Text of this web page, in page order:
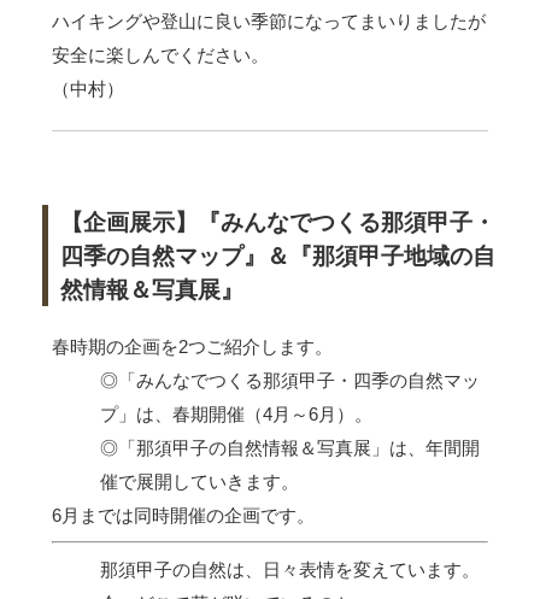
ハイキングや登山に良い季節になってまいりましたが
安全に楽しんでください。
（中村）
【企画展示】『みんなでつくる那須甲子・
四季の自然マップ』＆『那須甲子地域の自
然情報＆写真展』
春時期の企画を2つご紹介します。
◎「みんなでつくる那須甲子・四季の自然マッ
プ」は、春期開催（4月～6月）。
◎「那須甲子の自然情報＆写真展」は、年間開
催で展開していきます。
6月までは同時開催の企画です。
那須甲子の自然は、日々表情を変えています。